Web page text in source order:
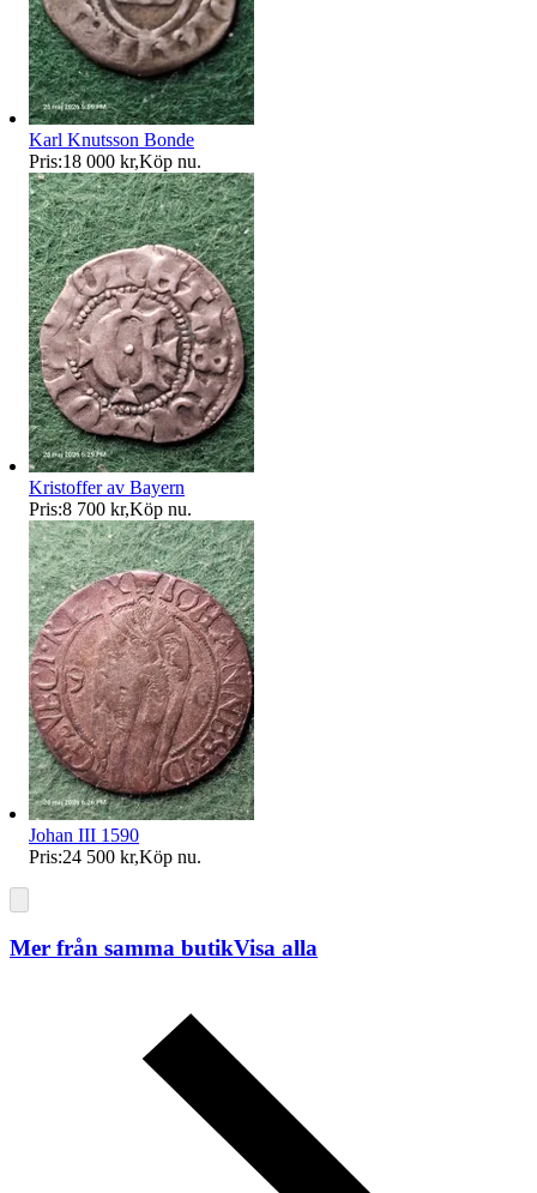
Karl Knutsson Bonde
Pris:18 000 kr,Köp nu.
Kristoffer av Bayern
Pris:8 700 kr,Köp nu.
Johan III 1590
Pris:24 500 kr,Köp nu.
Mer från samma butikVisa alla